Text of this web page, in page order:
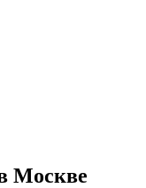
Москве